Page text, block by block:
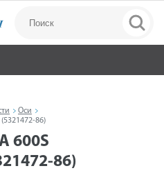
Оси
86)
600S
86)